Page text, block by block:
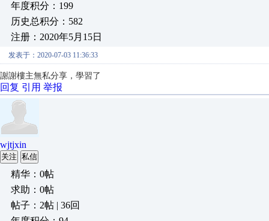
年度积分：199
历史总积分：582
注册：2020年5月15日
发表于：2020-07-03 11:36:33
謝謝樓主無私分享，學習了
回复 引用 举报
wjtjxin
关注 私信
精华：0帖
求助：0帖
帖子：2帖 | 36回